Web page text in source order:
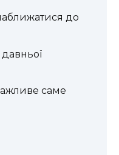
до
саме